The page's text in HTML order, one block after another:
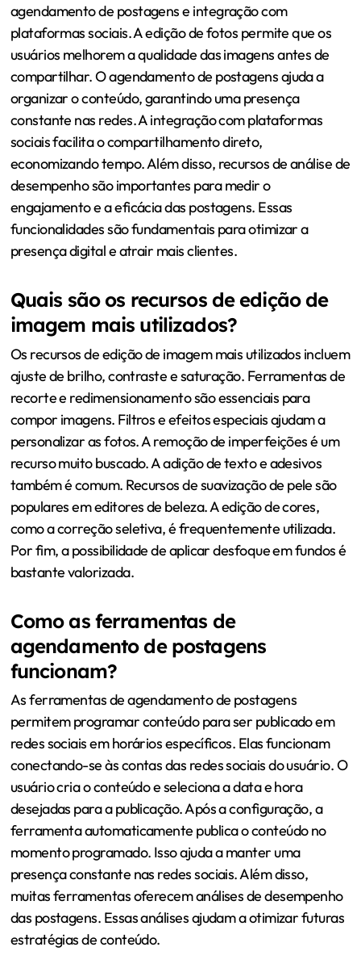
agendamento de postagens e integração com
plataformas sociais. A edição de fotos permite que os
usuários melhorem a qualidade das imagens antes de
compartilhar. O agendamento de postagens ajuda a
organizar o conteúdo, garantindo uma presença
constante nas redes. A integração com plataformas
sociais facilita o compartilhamento direto,
economizando tempo. Além disso, recursos de análise de
desempenho são importantes para medir o
engajamento e a eficácia das postagens. Essas
funcionalidades são fundamentais para otimizar a
presença digital e atrair mais clientes.
Quais são os recursos de edição de
imagem mais utilizados?
Os recursos de edição de imagem mais utilizados incluem
ajuste de brilho, contraste e saturação. Ferramentas de
recorte e redimensionamento são essenciais para
compor imagens. Filtros e efeitos especiais ajudam a
personalizar as fotos. A remoção de imperfeições é um
recurso muito buscado. A adição de texto e adesivos
também é comum. Recursos de suavização de pele são
populares em editores de beleza. A edição de cores,
como a correção seletiva, é frequentemente utilizada.
Por fim, a possibilidade de aplicar desfoque em fundos é
bastante valorizada.
Como as ferramentas de
agendamento de postagens
funcionam?
As ferramentas de agendamento de postagens
permitem programar conteúdo para ser publicado em
redes sociais em horários específicos. Elas funcionam
conectando-se às contas das redes sociais do usuário. O
usuário cria o conteúdo e seleciona a data e hora
desejadas para a publicação. Após a configuração, a
ferramenta automaticamente publica o conteúdo no
momento programado. Isso ajuda a manter uma
presença constante nas redes sociais. Além disso,
muitas ferramentas oferecem análises de desempenho
das postagens. Essas análises ajudam a otimizar futuras
estratégias de conteúdo.